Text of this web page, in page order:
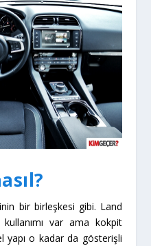
bir birleşkesi gibi. Land
var ama kokpit
yapı o kadar da gösterişli